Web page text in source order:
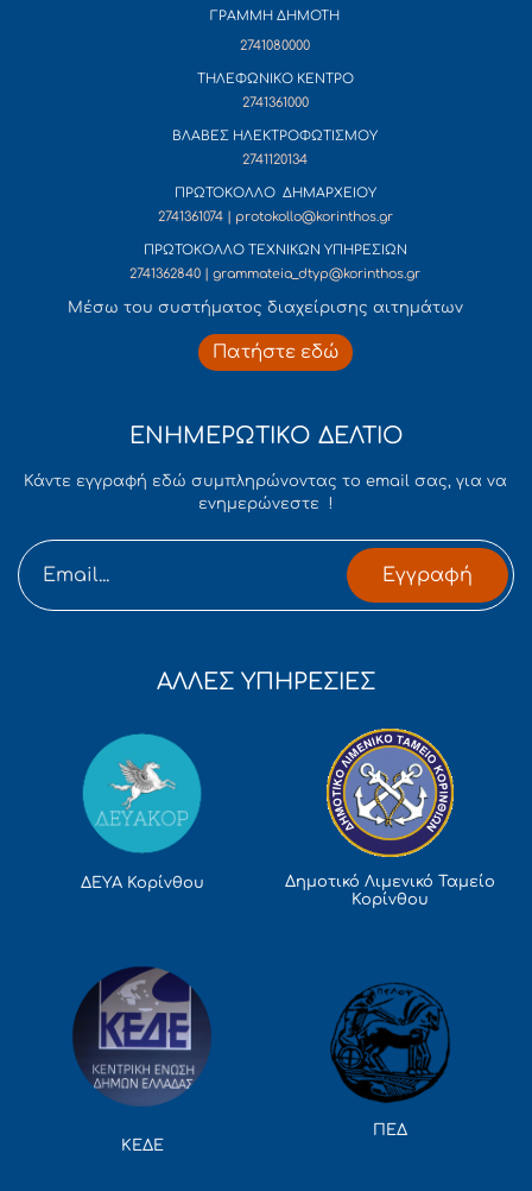
ΓΡΑΜΜΗ ΔΗΜΟΤΗ
2741080000
ΤΗΛΕΦΩΝΙΚΟ ΚΕΝΤΡΟ
2741361000
ΒΛΑΒΕΣ ΗΛΕΚΤΡΟΦΩΤΙΣΜΟΥ
2741120134
ΠΡΩΤΟΚΟΛΛΟ ΔΗΜΑΡΧΕΙΟΥ
2741361074 | protokollo@korinthos.gr
ΠΡΩΤΟΚΟΛΛΟ ΤΕΧΝΙΚΩΝ ΥΠΗΡΕΣΙΩΝ
2741362840 | grammateia_dtyp@korinthos.gr
Mέσω του συστήματος διαχείρισης αιτημάτων
Πατήστε εδώ
ΕΝΗΜΕΡΩΤΙΚΟ ΔΕΛΤΙΟ
Κάντε εγγραφή εδώ συμπληρώνοντας το email σας, για να
ενημερώνεστε !
Εγγραφή
ΑΛΛΕΣ ΥΠΗΡΕΣΙΕΣ
ΔΕΥΑ Κορίνθου
Δημοτικό Λιμενικό Ταμείο
Κορίνθου
ΚΕΔΕ
ΠΕΔ